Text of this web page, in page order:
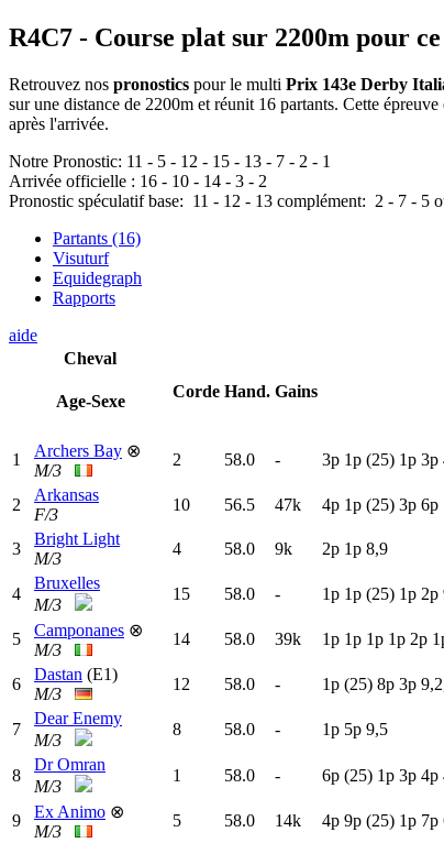
R4C7 - Course plat sur 2200m pour
Retrouvez nos pronostics pour le multi Prix 143e Derby
sur une distance de 2200m et réunit 16 partants. Cette
après l'arrivée.
Notre Pronostic: 11 - 5 - 12 - 15 - 13 - 7 - 2 - 1
Arrivée officielle : 16 - 10 - 14 - 3 - 2
Pronostic spéculatif base: 11 - 12 - 13 complément: 2 - 7 - 5
Partants (16)
Visuturf
Equidegraph
Rapports
aide
Cheval
Age-Sexe
Corde Hand. Gains
1 Archers Bay ⊗
M/3
2 58.0 - 3p 1p (25) 1p 3p
2
Arkansas
F/3
10 56.5 47k 4p 1p (25) 3p 6p
3
Bright Light
M/3
4 58.0 9k 2p 1p 8,9
4
Bruxelles
M/3
15 58.0 - 1p 1p (25) 1p 2p
5 Camponanes ⊗
M/3
14 58.0 39k 1p 1p 1p 1p 2p 1
6
Dastan (E1)
M/3
12 58.0 - 1p (25) 8p 3p
7
Dear Enemy
M/3
8 58.0 - 1p 5p 9,5
8
Dr Omran
M/3
1 58.0 - 6p (25) 1p 3p 4p
9 Ex Animo ⊗
M/3
5 58.0 14k 4p 9p (25) 1p 7p